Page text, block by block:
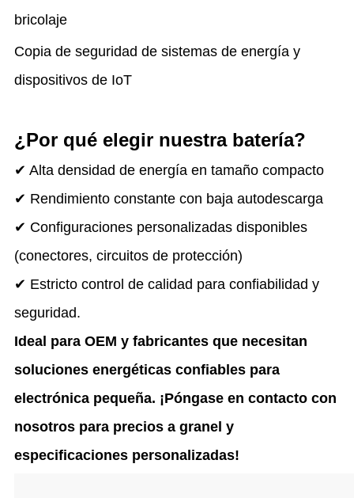
bricolaje
Copia de seguridad de sistemas de energía y
dispositivos de IoT
¿Por qué elegir nuestra batería?
✔ Alta densidad de energía en tamaño compacto
✔ Rendimiento constante con baja autodescarga
✔ Configuraciones personalizadas disponibles
(conectores, circuitos de protección)
✔ Estricto control de calidad para confiabilidad y
seguridad.
Ideal para OEM y fabricantes que necesitan
soluciones energéticas confiables para
electrónica pequeña. ¡Póngase en contacto con
nosotros para precios a granel y
especificaciones personalizadas!